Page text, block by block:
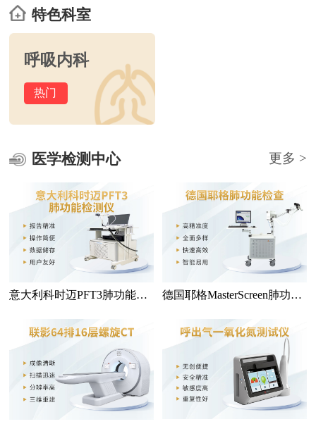
特色科室
呼吸内科
热门
医学检测中心 更多 >
意大利科时迈PFT3肺功能检
德国耶格MasterScreen肺功能